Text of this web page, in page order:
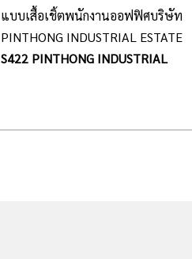
แบบเสื้อเชิ้ตพนักงานออฟฟิศบริษัท
PINTHONG INDUSTRIAL ESTATE
S422 PINTHONG INDUSTRIAL